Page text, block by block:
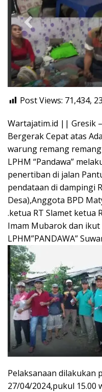
Post Views: 71,434, 23
Wartajatim.id || Gresik
Bergerak Cepat atas
warung remang
LPHM “Pandawa”
penertiban di jalan
pendataan di dampingi
Desa),Anggota BPD
.ketua RT Slamet ketua
Imam Mubarok dan ikut
LPHM”PANDAWA”
Pelaksanaan dilakukan
27/04/2024,pukul 15.00